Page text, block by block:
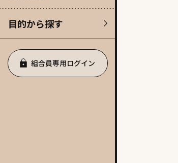
目的から探す
組合員専用ログイン